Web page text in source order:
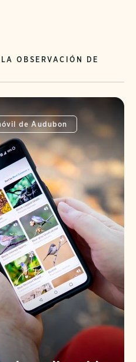
OBSERVACIÓN DE
de Audubon